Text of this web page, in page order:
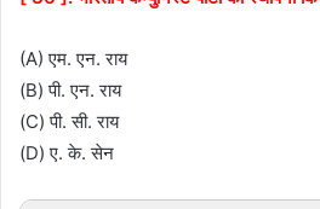
(A) एम. एन. राय
(B) पी. एन. राय
(C) पी. सी. राय
(D) ए. के. सेन